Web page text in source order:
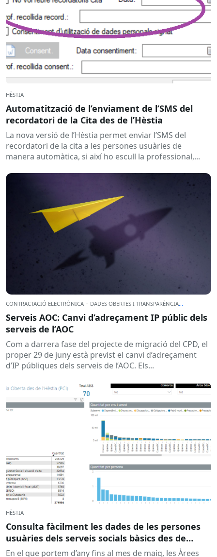
HÈSTIA
Automatització de l’enviament de l’SMS del
recordatori de la Cita des de l’Hèstia
La nova versió de l’Hèstia permet enviar l’SMS del
recordatori de la cita a les persones usuàries de
manera automàtica, si així ho escull la professional,...
CONTRACTACIÓ ELECTRÒNICA · DADES OBERTES I TRANSPARÈNCIA
Serveis AOC: Canvi d’adreçament IP públic dels
serveis de l’AOC
Com a darrera fase del projecte de migració del CPD, el
proper 29 de juny està previst el canvi d’adreçament
d’IP públiques dels serveis de l’AOC. Els...
HÈSTIA
Consulta fàcilment les dades de les persones
usuàries dels serveis socials bàsics des de
l’Hèstia
En el que portem d’any fins al mes de maig, les Àrees